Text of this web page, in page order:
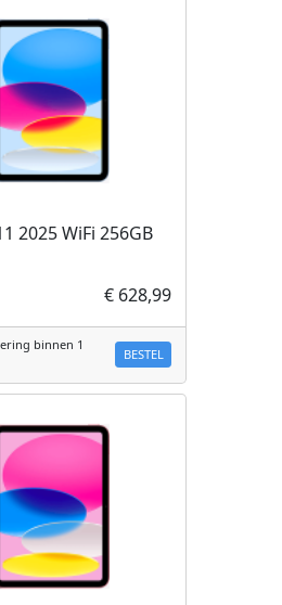
2025 WiFi 256GB
€ 628,99
binnen 1
BESTEL